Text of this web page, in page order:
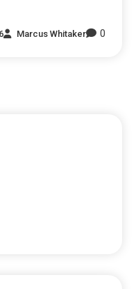
Marcus Whitaker 0